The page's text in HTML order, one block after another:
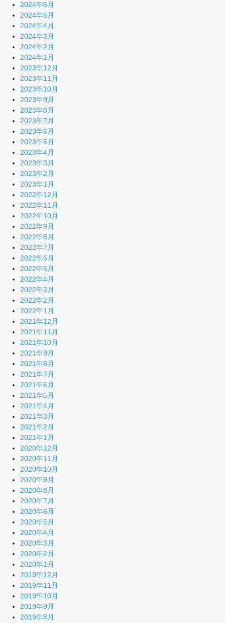
2024年6月
2024年5月
2024年4月
2024年3月
2024年2月
2024年1月
2023年12月
2023年11月
2023年10月
2023年9月
2023年8月
2023年7月
2023年6月
2023年5月
2023年4月
2023年3月
2023年2月
2023年1月
2022年12月
2022年11月
2022年10月
2022年9月
2022年8月
2022年7月
2022年6月
2022年5月
2022年4月
2022年3月
2022年2月
2022年1月
2021年12月
2021年11月
2021年10月
2021年9月
2021年8月
2021年7月
2021年6月
2021年5月
2021年4月
2021年3月
2021年2月
2021年1月
2020年12月
2020年11月
2020年10月
2020年9月
2020年8月
2020年7月
2020年6月
2020年5月
2020年4月
2020年3月
2020年2月
2020年1月
2019年12月
2019年11月
2019年10月
2019年9月
2019年8月